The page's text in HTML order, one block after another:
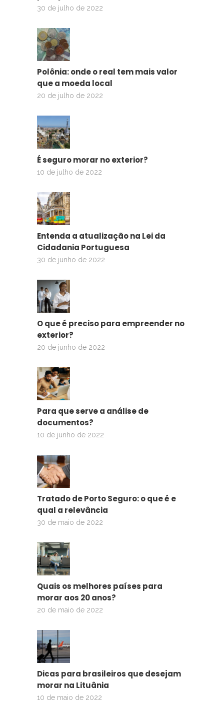
30 de julho de 2022
Polônia: onde o real tem mais valor
que a moeda local
20 de julho de 2022
É seguro morar no exterior?
10 de julho de 2022
Entenda a atualização na Lei da
Cidadania Portuguesa
30 de junho de 2022
O que é preciso para empreender no
exterior?
20 de junho de 2022
Para que serve a análise de
documentos?
10 de junho de 2022
Tratado de Porto Seguro: o que é e
qual a relevância
30 de maio de 2022
Quais os melhores países para
morar aos 20 anos?
20 de maio de 2022
Dicas para brasileiros que desejam
morar na Lituânia
10 de maio de 2022